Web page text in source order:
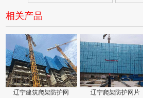
相关产品
辽宁建筑爬架防护网 辽宁爬架防护网片